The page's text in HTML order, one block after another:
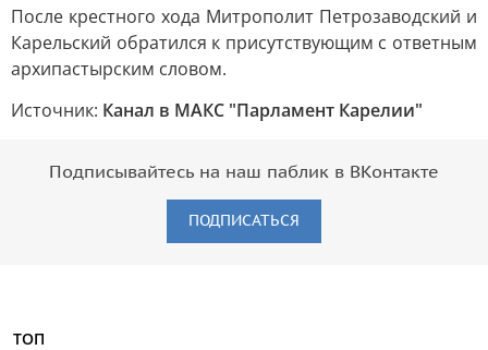
После крестного хода Митрополит Петрозаводский и
Карельский обратился к присутствующим с ответным
архипастырским словом.
Источник: Канал в МАКС "Парламент Карелии"
Подписывайтесь на наш паблик в ВКонтакте
ПОДПИСАТЬСЯ
ТОП